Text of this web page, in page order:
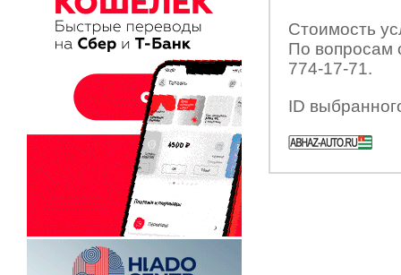
Стоимость
По вопросам
774-17-71.
ID